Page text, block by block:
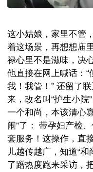
这小姑娘，家里不管
着这场景，再想想庙
禄心里不是滋味，决
他直接在网上喊话：
我！我管！” 还留了
来，改名叫“护生小院
一个和尚，本该清心
闹”了： 带孕妇产检
套服务！这操作，直
儿越传越广，知道“
了蹭热度跑来采访，